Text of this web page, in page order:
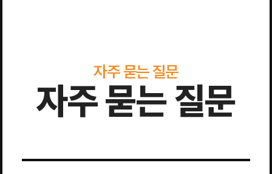
자주 묻는 질문
자주 묻는 질문